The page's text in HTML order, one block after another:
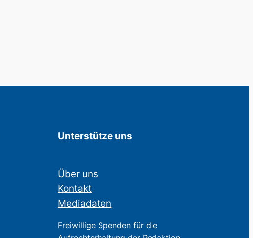
Unterstütze uns
Über uns
Kontakt
Mediadaten
Freiwillige Spenden für die